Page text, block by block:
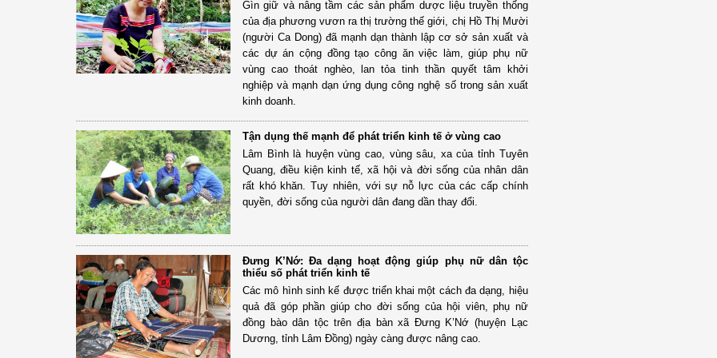
Gìn giữ và nâng tầm các sản phẩm dược liệu truyền thống
của địa phương vươn ra thị trường thế giới, chị Hồ Thị Mười
(người Ca Dong) đã mạnh dạn thành lập cơ sở sản xuất và
các dự án cộng đồng tạo công ăn việc làm, giúp phụ nữ
vùng cao thoát nghèo, lan tỏa tinh thần quyết tâm khởi
nghiệp và mạnh dạn ứng dụng công nghệ số trong sản xuất
kinh doanh.
Tận dụng thế mạnh để phát triển kinh tế ở vùng cao
Lâm Bình là huyện vùng cao, vùng sâu, xa của tỉnh Tuyên
Quang, điều kiện kinh tế, xã hội và đời sống của nhân dân
rất khó khăn. Tuy nhiên, với sự nỗ lực của các cấp chính
quyền, đời sống của người dân đang dần thay đổi.
Đưng K’Nớ: Đa dạng hoạt động giúp phụ nữ dân tộc
thiểu số phát triển kinh tế
Các mô hình sinh kế được triển khai một cách đa dạng, hiệu
quả đã góp phần giúp cho đời sống của hội viên, phụ nữ
đồng bào dân tộc trên địa bàn xã Đưng K’Nớ (huyện Lạc
Dương, tỉnh Lâm Đồng) ngày càng được nâng cao.